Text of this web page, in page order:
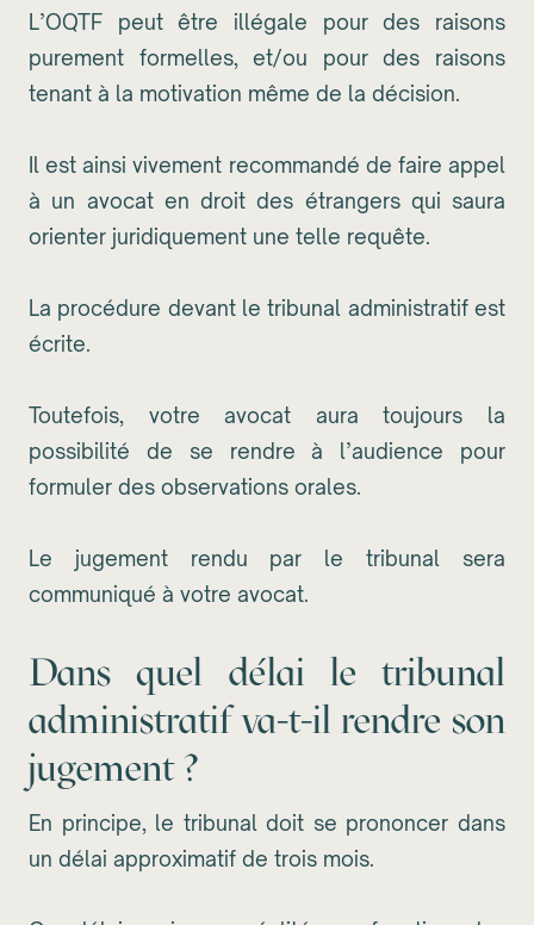
L’OQTF peut être illégale pour des raisons
purement formelles, et/ou pour des raisons
tenant à la motivation même de la décision.
Il est ainsi vivement recommandé de faire appel
à un avocat en droit des étrangers qui saura
orienter juridiquement une telle requête.
La procédure devant le tribunal administratif est
écrite.
Toutefois, votre avocat aura toujours la
possibilité de se rendre à l’audience pour
formuler des observations orales.
Le jugement rendu par le tribunal sera
communiqué à votre avocat.
Dans quel délai le tribunal
administratif va-t-il rendre son
jugement ?
En principe, le tribunal doit se prononcer dans
un délai approximatif de trois mois.